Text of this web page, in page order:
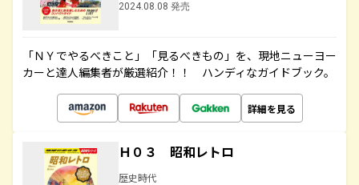
2024.08.08 発売
「ＮＹでやるべきこと」「見るべきもの」を、現地ニューヨー
カーと達人編集者が厳選紹介！！ ハンディなガイドブック。
詳細を見る
Ｈ０３ 昭和レトロ
歴史時代